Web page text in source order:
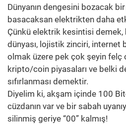
Dünyanın dengesini bozacak
basacaksan elektrikten daha
Çünkü elektrik kesintisi
dünyası, lojistik zinciri, internet
olmak üzere pek çok şeyin felç
kripto/coin piyasaları ve belki
sıfırlanması demektir.
Diyelim ki, akşam içinde 100
cüzdanın var ve bir sabah
silinmiş geriye “00” kalmış!